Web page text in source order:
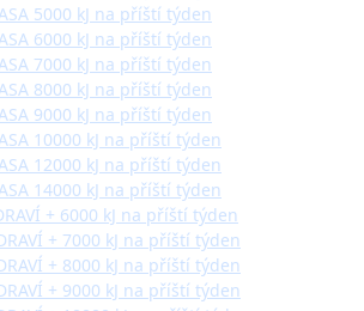
5000 kJ na příští týden
6000 kJ na příští týden
7000 kJ na příští týden
8000 kJ na příští týden
9000 kJ na příští týden
10000 kJ na příští týden
12000 kJ na příští týden
14000 kJ na příští týden
+ 6000 kJ na příští týden
+ 7000 kJ na příští týden
+ 8000 kJ na příští týden
+ 9000 kJ na příští týden